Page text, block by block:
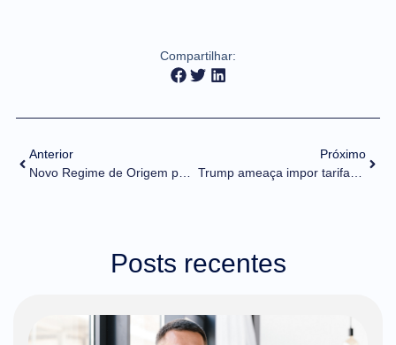
Compartilhar:
Anterior
Novo Regime de Origem para o Acordo entre Mercosul e Chile
Próximo
Trump ameaça impor tarifas de 100% aos países do Brics caso o grupo deixe de usar o dólar em transações comerciais
Posts recentes